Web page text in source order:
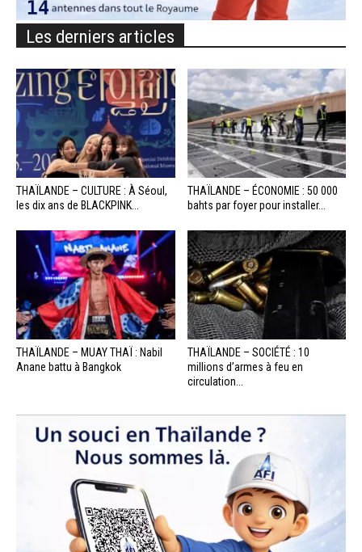
Les derniers articles
THAÏLANDE – CULTURE : À Séoul,
les dix ans de BLACKPINK...
THAÏLANDE – ÉCONOMIE : 50 000
bahts par foyer pour installer...
THAÏLANDE – MUAY THAÏ : Nabil
Anane battu à Bangkok
THAÏLANDE – SOCIÉTÉ : 10
millions d’armes à feu en
circulation...